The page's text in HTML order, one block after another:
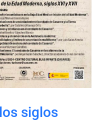
los siglos
las
de
siglos